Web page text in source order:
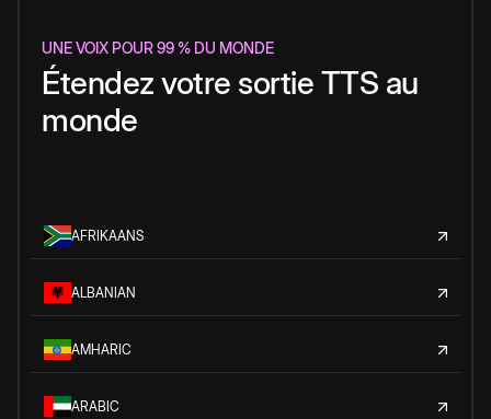
UNE VOIX POUR 99 % DU MONDE
Étendez votre sortie TTS au
monde
AFRIKAANS
ALBANIAN
AMHARIC
ARABIC